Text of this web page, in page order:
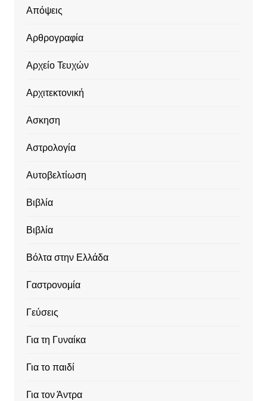
Απόψεις
Αρθρογραφία
Αρχείο Τευχών
Αρχιτεκτονική
Ασκηση
Αστρολογία
Αυτοβελτίωση
Βιβλία
Βιβλία
Βόλτα στην Ελλάδα
Γαστρονομία
Γεύσεις
Για τη Γυναίκα
Για το παιδί
Για τον Άντρα